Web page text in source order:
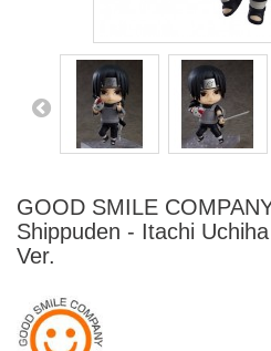
GOOD SMILE
Shippuden - Itachi
Ver.